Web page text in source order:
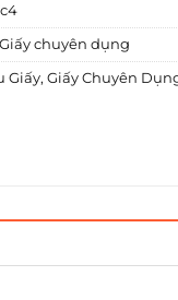
Giấy chuyên dụng
Giấy, Giấy Chuyên